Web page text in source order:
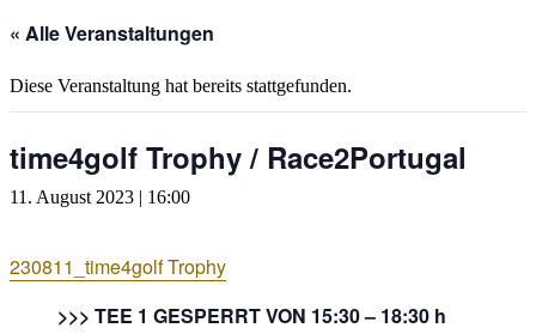
« Alle Veranstaltungen
Diese Veranstaltung hat bereits stattgefunden.
time4golf Trophy / Race2Portugal
11. August 2023 | 16:00
230811_time4golf Trophy
>>> TEE 1 GESPERRT VON 15:30 – 18:30 h